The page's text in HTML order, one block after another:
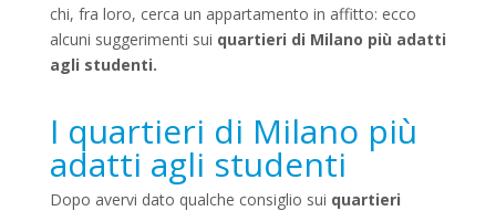
chi, fra loro, cerca un appartamento in affitto: ecco
alcuni suggerimenti sui quartieri di Milano più adatti
agli studenti.
I quartieri di Milano più
adatti agli studenti
Dopo avervi dato qualche consiglio sui quartieri